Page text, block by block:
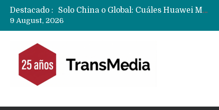
Destacado :
Data Centers de Huawei en Chile, México, Brasil,Perú y Argentina podrían verse afectados por arremetida de EE.UU
9 August, 2026